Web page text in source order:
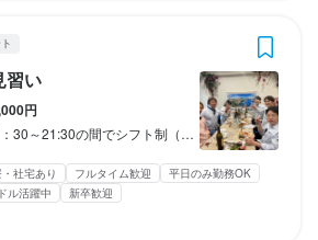
習い
円
＊実働8〜10時間 ＊休憩あり（2〜3時間）・時間応相談 ＊徒歩・自転車通勤の方大歓迎！
社宅あり フルタイム歓迎
平日のみ勤務OK
ル活躍中
新卒歓迎
ます。
スタッフのことを知っていただき、お店
々に発注やアルバイト指導など、飲食店
もらえればと考えています。
改善
善
考えています。
善
ら徐々に発注やアルバイト指導など、飲
インの解説などのおもてなし
改訂
ービス品質の向上
通じたワイン情報の魅力発信
案
ジ管理
更新
メニュー等）
材管理
善
らい、その経験から料理をやりたいこと
スタッフのことを知っていただき、
理の盛り付けや簡単な調理をしてもらえ
営(2店舗以内)
からスタートします。未経験の方も、経
な調理技術を身につけていけます。
してもらい、その経験から本格的な料理
ていけます。
スタッフのことを知っていただき、